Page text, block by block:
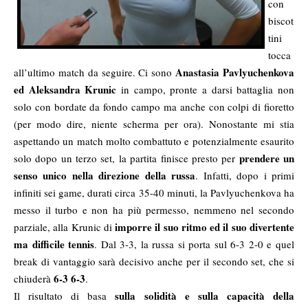
con
biscot
tini
tocca
all’ultimo match da seguire. Ci sonoAnastasia Pavlyuchenkova
ed Aleksandra Krunic in campo, pronte a darsi battaglia non
solo con bordate da fondo campo ma anche con colpi di fioretto
(per modo dire, niente scherma per ora). Nonostante mi stia
aspettando un match molto combattuto e potenzialmente esaurito
solo dopo un terzo set, la partita finisce presto per prendere un
senso unico nella direzione della russa. Infatti, dopo i primi
infiniti sei game, durati circa 35-40 minuti, la Pavlyuchenkova ha
messo il turbo e non ha più permesso, nemmeno nel secondo
parziale, alla Krunic diimporre il suo ritmo ed il suo divertente
ma difficile tennis. Dal 3-3, la russa si porta sul 6-3 2-0 e quel
break di vantaggio sarà decisivo anche per il secondo set, che si
chiuderà 6-3 6-3.
Il risultato di basasulla solidità e sulla capacità della